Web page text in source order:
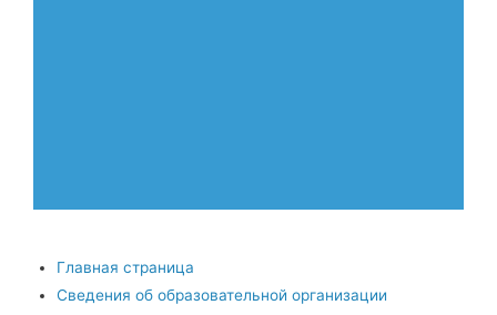
Главная страница
Сведения об образовательной организации